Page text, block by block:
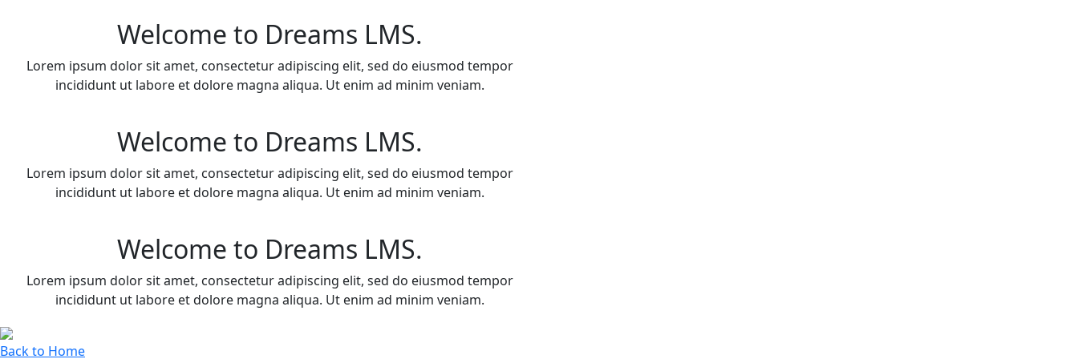
Welcome to Dreams LMS.
Lorem ipsum dolor sit amet, consectetur adipiscing elit, sed do eiusmod tempor
incididunt ut labore et dolore magna aliqua. Ut enim ad minim veniam.
Welcome to Dreams LMS.
Lorem ipsum dolor sit amet, consectetur adipiscing elit, sed do eiusmod tempor
incididunt ut labore et dolore magna aliqua. Ut enim ad minim veniam.
Welcome to Dreams LMS.
Lorem ipsum dolor sit amet, consectetur adipiscing elit, sed do eiusmod tempor
incididunt ut labore et dolore magna aliqua. Ut enim ad minim veniam.
Back to Home